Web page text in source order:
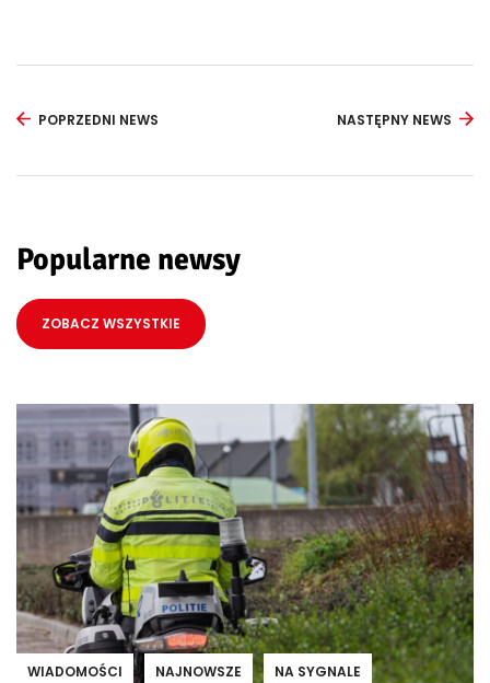
POPRZEDNI NEWS NASTĘPNY NEWS
Popularne newsy
ZOBACZ WSZYSTKIE
WIADOMOŚCI NAJNOWSZE NA SYGNALE